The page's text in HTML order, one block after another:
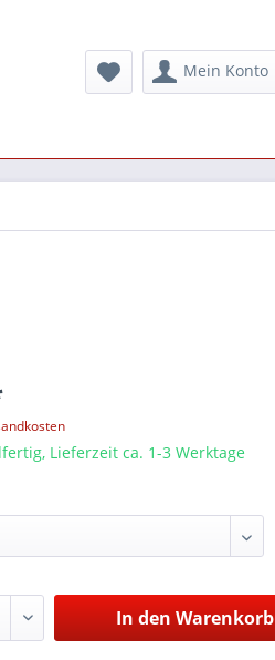
Mein Konto
Lieferzeit ca. 1-3 Werktage
In den Warenkorb